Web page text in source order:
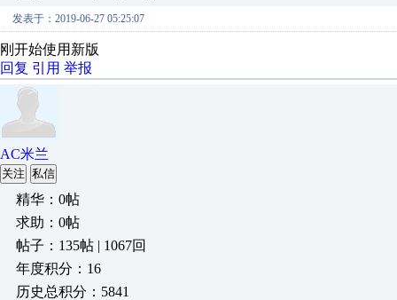
发表于：2019-06-27 05:25:07
刚开始使用新版
回复 引用 举报
AC米兰
关注 私信
精华：0帖
求助：0帖
帖子：135帖 | 1067回
年度积分：16
历史总积分：5841